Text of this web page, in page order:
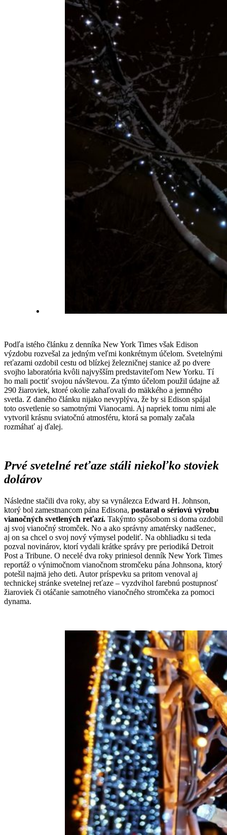
Podľa istého článku z denníka New York Times však Edison
výzdobu rozvešal za jedným veľmi konkrétnym účelom. Svetelnými
reťazami ozdobil cestu od blízkej železničnej stanice až po dvere
svojho laboratória kvôli najvyšším predstaviteľom New Yorku. Tí
ho mali poctiť svojou návštevou. Za týmto účelom použil údajne až
290 žiaroviek, ktoré okolie zahaľovali do mäkkého a jemného
svetla. Z daného článku nijako nevyplýva, že by si Edison spájal
toto osvetlenie so samotnými Vianocami. Aj napriek tomu nimi ale
vytvoril krásnu sviatočnú atmosféru, ktorá sa pomaly začala
rozmáhať aj ďalej.
Prvé svetelné reťaze stáli niekoľko stoviek
dolárov
Následne stačili dva roky, aby sa vynálezca Edward H. Johnson,
ktorý bol zamestnancom pána Edisona, postaral o sériovú výrobu
vianočných svetlených reťazí. Takýmto spôsobom si doma ozdobil
aj svoj vianočný stromček. No a ako správny amatérsky nadšenec,
aj on sa chcel o svoj nový výmysel podeliť. Na obhliadku si teda
pozval novinárov, ktorí vydali krátke správy pre periodiká Detroit
Post a Tribune. O necelé dva roky priniesol denník New York Times
reportáž o výnimočnom vianočnom stromčeku pána Johnsona, ktorý
potešil najmä jeho deti. Autor príspevku sa pritom venoval aj
technickej stránke svetelnej reťaze – vyzdvihol farebnú postupnosť
žiaroviek či otáčanie samotného vianočného stromčeka za pomoci
dynama.